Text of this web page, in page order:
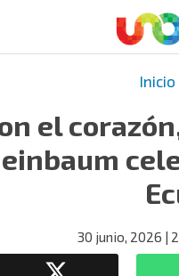
Inicio
el
30 junio, 2026 |